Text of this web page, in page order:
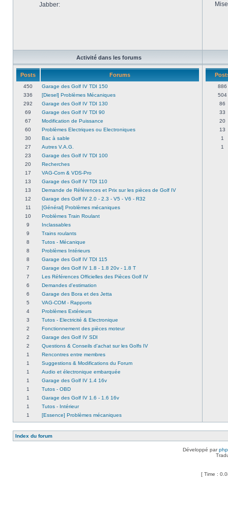
Jabber:
Activité dans les forums
Posts Forums
450
Garage des Golf IV TDI 150
336
[Diesel] Problèmes Mécaniques
292
Garage des Golf IV TDI 130
69
Garage des Golf IV TDI 90
67
Modification de Puissance
60
Problèmes Electriques ou Electroniques
30
Bac à sable
27
Autres V.A.G.
23
Garage des Golf IV TDI 100
20
Recherches
17
VAG-Com & VDS-Pro
13
Garage des Golf IV TDI 110
13
Demande de Références et Prix sur les pièces de Golf IV
12
Garage des Golf IV 2.0 - 2.3 - V5 - V6 - R32
11
[Général] Problèmes mécaniques
10
Problèmes Train Roulant
9
Inclassables
9
Trains roulants
8
Tutos - Mécanique
8
Problèmes Intérieurs
8
Garage des Golf IV TDI 115
7
Garage des Golf IV 1.8 - 1.8 20v - 1.8 T
7
Les Références Officielles des Pièces Golf IV
6
Demandes d'estimation
6
Garage des Bora et des Jetta
5
VAG-COM - Rapports
4
Problèmes Extérieurs
3
Tutos - Electricité & Electronique
2
Fonctionnement des pièces moteur
2
Garage des Golf IV SDI
2
Questions & Conseils d'achat sur les Golfs IV
1
Rencontres entre membres
1
Suggestions & Modifications du Forum
1
Audio et électronique embarquée
1
Garage des Golf IV 1.4 16v
1
Tutos - OBD
1
Garage des Golf IV 1.6 - 1.6 16v
1
Tutos - Intérieur
1
[Essence] Problèmes mécaniques
886
504
86
33
20
13
1
1
Index du forum
Développé par
[ Time :